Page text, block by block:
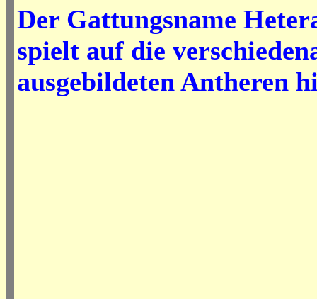
Der Gattungsname
spielt auf die
ausgebildeten Antheren